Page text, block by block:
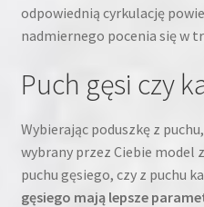
odpowiednią cyrkulację
nadmiernego pocenia się w
Puch gęsi czy
Wybierając poduszkę z
wybrany przez Ciebie model
puchu gęsiego, czy z puchu
gęsiego mają lepsze